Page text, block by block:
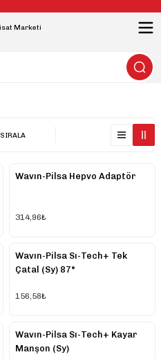
SIRALA
Wavın-Pilsa Hepvo Adaptör
314,96₺
Wavın-Pilsa Sı-Tech+ Tek
Çatal (Sy) 87°
156,58₺
Wavın-Pilsa Sı-Tech+ Kayar
Manşon (Sy)